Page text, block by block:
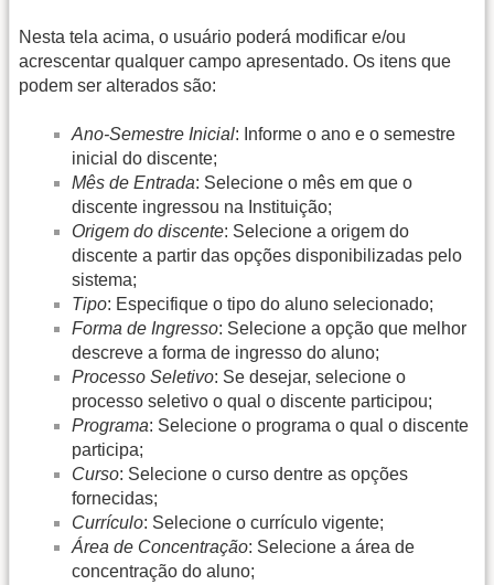
Nesta tela acima, o usuário poderá modificar e/ou
acrescentar qualquer campo apresentado. Os itens que
podem ser alterados são:
Ano-Semestre Inicial: Informe o ano e o semestre
inicial do discente;
Mês de Entrada: Selecione o mês em que o
discente ingressou na Instituição;
Origem do discente: Selecione a origem do
discente a partir das opções disponibilizadas pelo
sistema;
Tipo: Especifique o tipo do aluno selecionado;
Forma de Ingresso: Selecione a opção que melhor
descreve a forma de ingresso do aluno;
Processo Seletivo: Se desejar, selecione o
processo seletivo o qual o discente participou;
Programa: Selecione o programa o qual o discente
participa;
Curso: Selecione o curso dentre as opções
fornecidas;
Currículo: Selecione o currículo vigente;
Área de Concentração: Selecione a área de
concentração do aluno;